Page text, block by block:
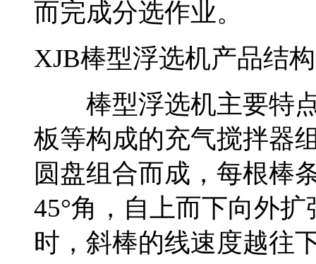
而完成分选作业。
XJB棒型浮选机产品结构
棒型浮选机主要特点
板等构成的充气搅拌器
圆盘组合而成，每根棒
45°角，自上而下向外
时，斜棒的线速度越往